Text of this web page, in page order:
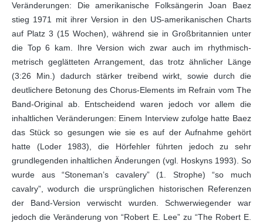
Veränderungen: Die amerikanische Folksängerin Joan Baez
stieg 1971 mit ihrer Version in den US-amerikanischen Charts
auf Platz 3 (15 Wochen), während sie in Großbritannien unter
die Top 6 kam. Ihre Version wich zwar auch im rhythmisch-
metrisch geglätteten Arrangement, das trotz ähnlicher Länge
(3:26 Min.) dadurch stärker treibend wirkt, sowie durch die
deutlichere Betonung des Chorus-Elements im Refrain vom The
Band-Original ab. Entscheidend waren jedoch vor allem die
inhaltlichen Veränderungen: Einem Interview zufolge hatte Baez
das Stück so gesungen wie sie es auf der Aufnahme gehört
hatte (Loder 1983), die Hörfehler führten jedoch zu sehr
grundlegenden inhaltlichen Änderungen (vgl. Hoskyns 1993). So
wurde aus “Stoneman’s cavalery” (1. Strophe) “so much
cavalry”, wodurch die ursprünglichen historischen Referenzen
der Band-Version verwischt wurden. Schwerwiegender war
jedoch die Veränderung von “Robert E. Lee” zu “The Robert E.